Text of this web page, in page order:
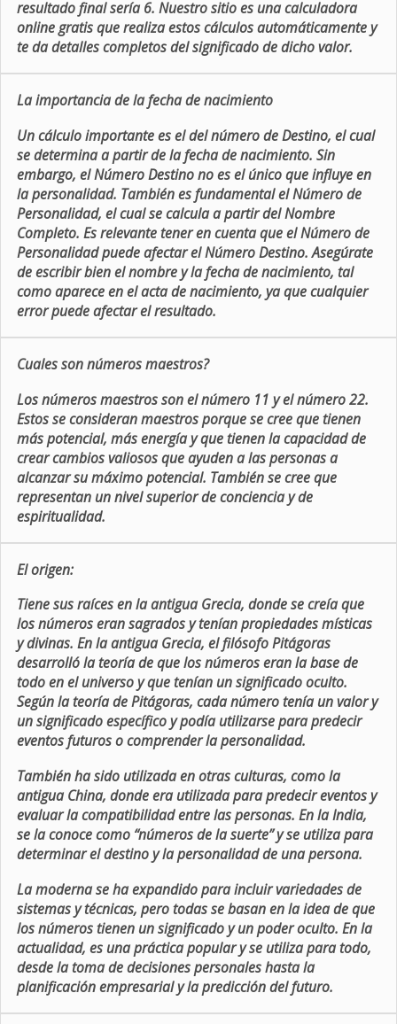
resultado final sería 6. Nuestro sitio es una calculadora
online gratis que realiza estos cálculos automáticamente y
te da detalles completos del significado de dicho valor.
La importancia de la fecha de nacimiento
Un cálculo importante es el del número de Destino, el cual
se determina a partir de la fecha de nacimiento. Sin
embargo, el Número Destino no es el único que influye en
la personalidad. También es fundamental el Número de
Personalidad, el cual se calcula a partir del Nombre
Completo. Es relevante tener en cuenta que el Número de
Personalidad puede afectar el Número Destino. Asegúrate
de escribir bien el nombre y la fecha de nacimiento, tal
como aparece en el acta de nacimiento, ya que cualquier
error puede afectar el resultado.
Cuales son números maestros?
Los números maestros son el número 11 y el número 22.
Estos se consideran maestros porque se cree que tienen
más potencial, más energía y que tienen la capacidad de
crear cambios valiosos que ayuden a las personas a
alcanzar su máximo potencial. También se cree que
representan un nivel superior de conciencia y de
espiritualidad.
El origen:
Tiene sus raíces en la antigua Grecia, donde se creía que
los números eran sagrados y tenían propiedades místicas
y divinas. En la antigua Grecia, el filósofo Pitágoras
desarrolló la teoría de que los números eran la base de
todo en el universo y que tenían un significado oculto.
Según la teoría de Pitágoras, cada número tenía un valor y
un significado específico y podía utilizarse para predecir
eventos futuros o comprender la personalidad.
También ha sido utilizada en otras culturas, como la
antigua China, donde era utilizada para predecir eventos y
evaluar la compatibilidad entre las personas. En la India,
se la conoce como “números de la suerte” y se utiliza para
determinar el destino y la personalidad de una persona.
La moderna se ha expandido para incluir variedades de
sistemas y técnicas, pero todas se basan en la idea de que
los números tienen un significado y un poder oculto. En la
actualidad, es una práctica popular y se utiliza para todo,
desde la toma de decisiones personales hasta la
planificación empresarial y la predicción del futuro.